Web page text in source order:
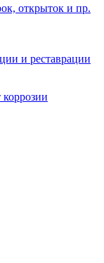
открыток и пр.
и реставрации